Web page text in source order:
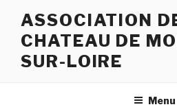
contenu
principal
ASSOCIATION
CHATEAU DE
SUR-LOIRE
Menu